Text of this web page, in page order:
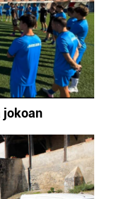
jokoan